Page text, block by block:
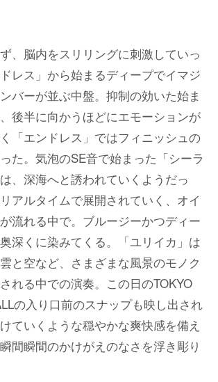
、脳内をスリリングに刺激していっ
レス」から始まるディープでイマジ
バーが並ぶ中盤。抑制の効いた始ま
後半に向かうほどにエモーションが
「エンドレス」ではフィニッシュの
た。気泡のSE音で始まった「シーラ
、深海へと誘われていくようだっ
アルタイムで展開されていく、オイ
流れる中で。ブルージーかつディー
深くに染みてくる。「ユリイカ」は
と空など、さまざまな風景のモノク
れる中での演奏。この日のTOKYO
の入り口前のスナップも映し出され
ていくような穏やかな爽快感を備え
間瞬間のかけがえのなさを浮き彫り